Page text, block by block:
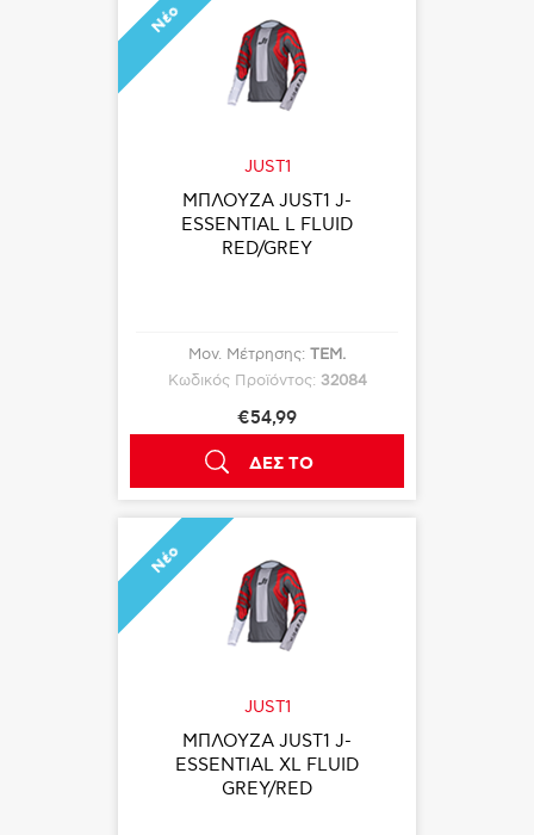
Νέο
JUST1
ΜΠΛΟΥΖΑ JUST1 J-
ESSENTIAL L FLUID
RED/GREY
Μον. Μέτρησης: ΤΕΜ.
Κωδικός Προϊόντος: 32084
€54,99
ΔΕΣ ΤΟ
Νέο
JUST1
ΜΠΛΟΥΖΑ JUST1 J-
ESSENTIAL XL FLUID
GREY/RED